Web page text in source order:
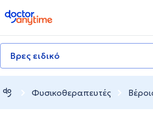
doctoranytime
Βρες ειδικό
Φυσικοθεραπευτές